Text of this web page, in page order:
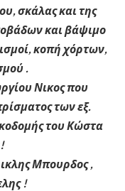
σκάλας και της
και βάψιμο
κοπή χόρτων,
.
Νικος που
των εξ.
του Κώστα
Μπουρδος ,
!